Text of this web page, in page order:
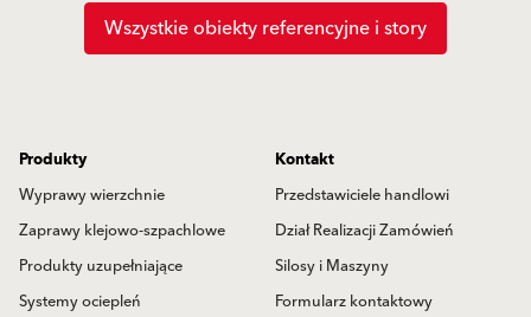
Wszystkie obiekty referencyjne i story
Produkty
Wyprawy wierzchnie
Zaprawy klejowo-szpachlowe
Produkty uzupełniające
Systemy ociepleń
Kontakt
Przedstawiciele handlowi
Dział Realizacji Zamówień
Silosy i Maszyny
Formularz kontaktowy